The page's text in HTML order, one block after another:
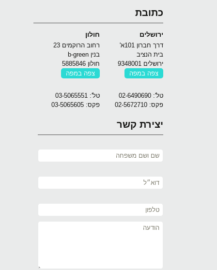
כתובת
ירושלים
דרך חברון 101א'
בית הנציב
ירושלים 9348001
צפה במפה
טל': 02-6490690
פקס: 02-5672710
חולון
רחוב הרוקמים 23
בנין b-green
חולון 5885846
צפה במפה
טל': 03-5065551
פקס: 03-5065605
יצירת קשר